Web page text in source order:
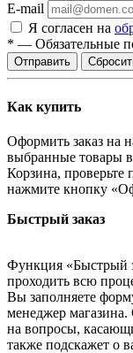
E-mail
Я согласен на
* — Обязательные
Отправить
Как купить
Оформить заказ на
выбранные товары в
Корзина, проверьте
нажмите кнопку
Быстрый заказ
Функция «Быстрый
проходить всю
Вы заполняете
менеджер магазина.
на вопросы,
также подскажет о